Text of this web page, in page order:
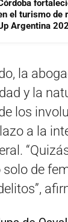
el turismo de
Argentina
la
y la
los
a la
solo de